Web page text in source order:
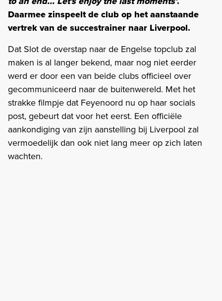
Daarmee zinspeelt de club op het aanstaande
vertrek van de succestrainer naar Liverpool.
Dat Slot de overstap naar de Engelse topclub zal
maken is al langer bekend, maar nog niet eerder
werd er door een van beide clubs officieel over
gecommuniceerd naar de buitenwereld. Met het
strakke filmpje dat Feyenoord nu op haar socials
post, gebeurt dat voor het eerst. Een officiële
aankondiging van zijn aanstelling bij Liverpool zal
vermoedelijk dan ook niet lang meer op zich laten
wachten.